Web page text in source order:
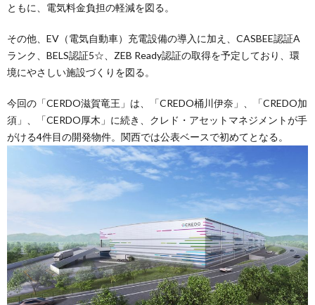
ともに、電気料金負担の軽減を図る。
その他、EV（電気自動車）充電設備の導入に加え、CASBEE認証A
ランク、BELS認証5☆、ZEB Ready認証の取得を予定しており、環
境にやさしい施設づくりを図る。
今回の「CERDO滋賀竜王」は、「CREDO桶川伊奈」、「CREDO加
須」、「CERDO厚木」に続き、クレド・アセットマネジメントが手
がける4件目の開発物件。関西では公表ベースで初めてとなる。